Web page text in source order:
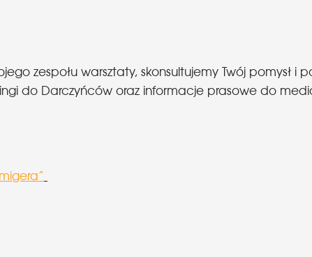
zespołu warsztaty, skonsultujemy Twój
do Darczyńców oraz informacje prasowe do